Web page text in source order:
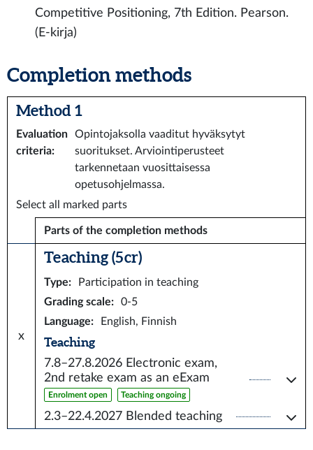
Competitive Positioning, 7th Edition. Pearson.
(E-kirja)
Completion methods
Method 1
Evaluation
criteria:
Opintojaksolla vaaditut hyväksytyt
suoritukset. Arviointiperusteet
tarkennetaan vuosittaisessa
opetusohjelmassa.
Select all marked parts
Parts of the completion methods
x
Teaching (5 cr)
Type:
Participation in teaching
Grading scale:
0-5
Language: English, Finnish
Teaching
7.8–27.8.2026 Electronic exam,
2nd retake exam as an eExam
Enrolment open Teaching ongoing
2.3–22.4.2027 Blended teaching